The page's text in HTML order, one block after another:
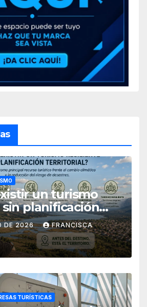
un turismo
planificación
DE 2026 FRANCISCA
TURÍSTICAS